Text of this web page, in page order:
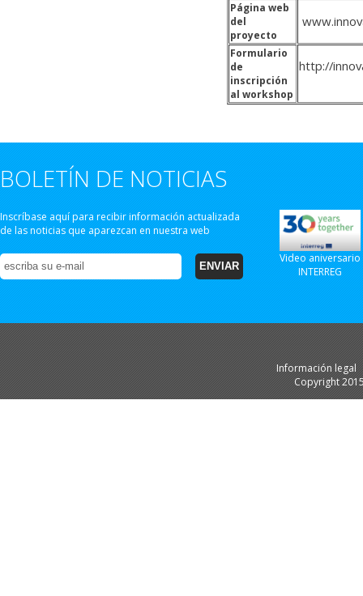
Página web
del
proyecto
Formulario
de
inscripción
al workshop
http://
BOLETÍN DE NOTICIAS
Inscríbase aquí para recibir información actualizada
de las noticias que aparezcan en nuestra web
Video aniversario
INTERREG
Información legal
Copyright